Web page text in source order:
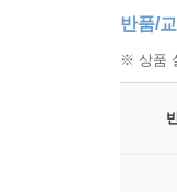
반품/
※ 상품